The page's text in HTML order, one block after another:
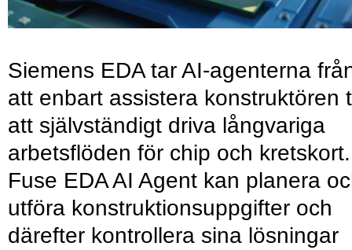
Siemens EDA tar AI-agenterna
att enbart assistera konstruktören
att självständigt driva långvariga
arbetsflöden för chip och kretskort.
Fuse EDA AI Agent kan planera
utföra konstruktionsuppgifter och
därefter kontrollera sina lösningar